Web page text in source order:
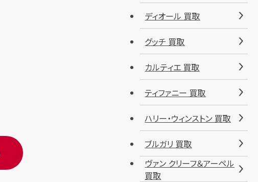
ディオール 買取
グッチ 買取
カルティエ 買取
ティファニー 買取
ハリー・ウィンストン 買取
ブルガリ 買取
ヴァン クリーフ＆アーペル
買取